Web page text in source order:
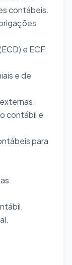
contábeis.
e ECF.
e de
contábil e
para